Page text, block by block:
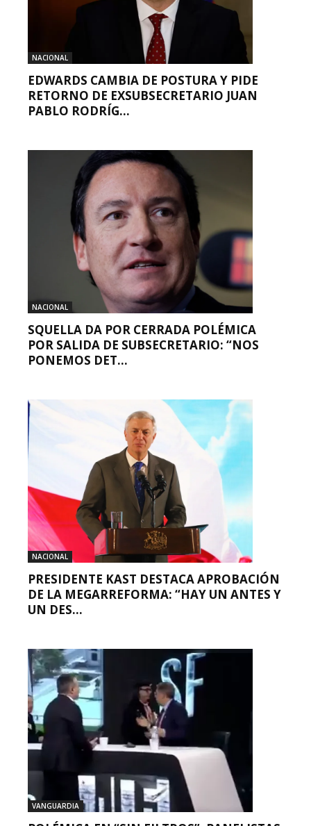
NACIONAL
EDWARDS CAMBIA DE POSTURA Y PIDE
RETORNO DE EXSUBSECRETARIO JUAN
PABLO RODRÍG...
NACIONAL
SQUELLA DA POR CERRADA POLÉMICA
POR SALIDA DE SUBSECRETARIO: “NOS
PONEMOS DET...
NACIONAL
PRESIDENTE KAST DESTACA APROBACIÓN
DE LA MEGARREFORMA: “HAY UN ANTES Y
UN DES...
VANGUARDIA